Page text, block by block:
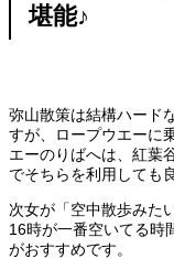
堪能♪
弥山散策は結構ハード
すが、ロープウエーに
エーのりばへは、紅葉
でそちらを利用しても
次女が「空中散歩みた
16時が一番空いてる時
がおすすめです。